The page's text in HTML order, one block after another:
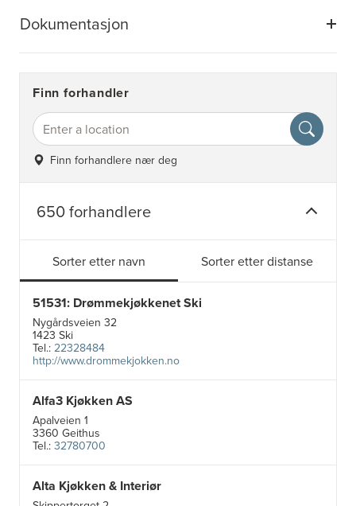
Dokumentasjon
Finn forhandler
Finn forhandlere nær deg
650 forhandlere
Sorter etter navn Sorter etter distanse
51531: Drømmekjøkkenet Ski
Nygårdsveien 32
1423 Ski
Tel.: 22328484
http://www.drommekjokken.no
Alfa3 Kjøkken AS
Apalveien 1
3360 Geithus
Tel.: 32780700
Alta Kjøkken & Interiør